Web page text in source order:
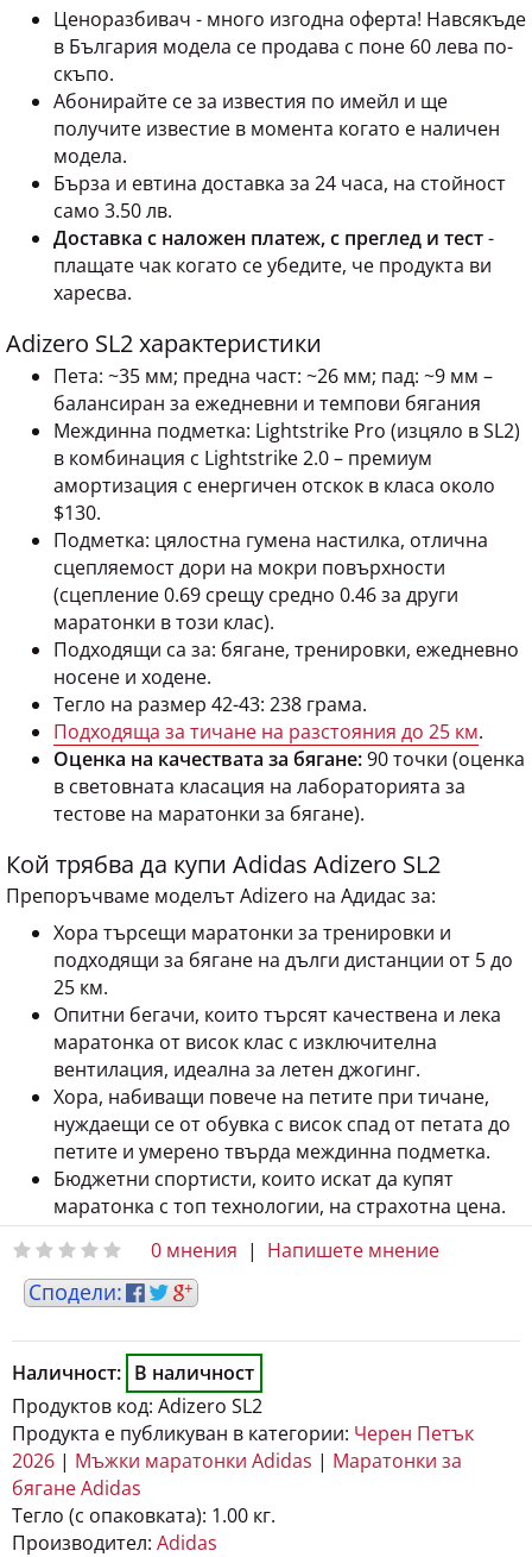
Ценоразбивач - много изгодна оферта! Навсякъде
в България модела се продава с поне 60 лева по-
скъпо.
Абонирайте се за известия по имейл и ще
получите известие в момента когато е наличен
модела.
Бърза и евтина доставка за 24 часа, на стойност
само 3.50 лв.
Доставка с наложен платеж, с преглед и тест-
плащате чак когато се убедите, че продукта ви
харесва.
Adizero SL2 характеристики
Пета: ~35 мм; предна част: ~26 мм; пад: ~9 мм –
балансиран за ежедневни и темпови бягания
Междинна подметка: Lightstrike Pro (изцяло в SL2)
в комбинация с Lightstrike 2.0 – премиум
амортизация с енергичен отскок в класа около
$130.
Подметка: цялостна гумена настилка, отлична
сцепляемост дори на мокри повърхности
(сцепление 0.69 срещу средно 0.46 за други
маратонки в този клас).
Подходящи са за: бягане, тренировки, ежедневно
носене и ходене.
Тегло на размер 42-43: 238 грама.
Подходяща за тичане на разстояния до 25 км.
Оценка на качествата за бягане:90 точки (оценка
в световната класация на лабораторията за
тестове на маратонки за бягане).
Кой трябва да купи Adidas Adizero SL2
Препоръчваме моделът Adizero на Адидас за:
Хора търсещи маратонки за тренировки и
подходящи за бягане на дълги дистанции от 5 до
25 км.
Опитни бегачи, които търсят качествена и лека
маратонка от висок клас с изключителна
вентилация, идеална за летен джогинг.
Хора, набиващи повече на петите при тичане,
нуждаещи се от обувка с висок спад от петата до
петите и умерено твърда междинна подметка.
Бюджетни спортисти, които искат да купят
маратонка с топ технологии, на страхотна цена.
0 мнения | Напишете мнение
Наличност: В наличност
Продуктов код: Adizero SL2
Продукта е публикуван в категории: Черен Петък
2026 | Мъжки маратонки Adidas | Маратонки за
бягане Adidas
Тегло (с опаковката): 1.00 кг.
Производител: Adidas